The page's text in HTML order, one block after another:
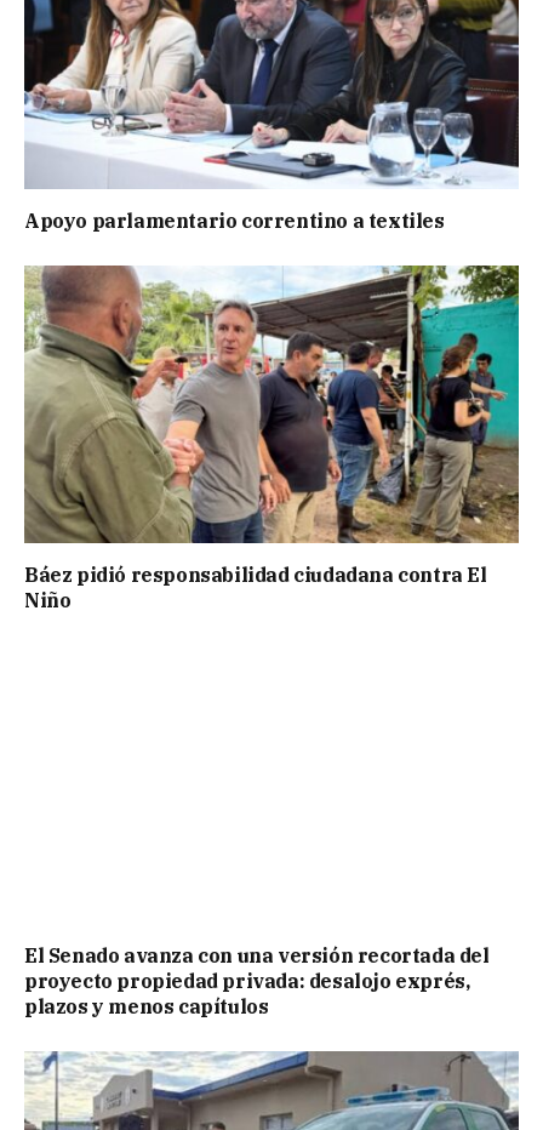
Apoyo parlamentario correntino a textiles
Báez pidió responsabilidad ciudadana contra El
Niño
El Senado avanza con una versión recortada del
proyecto propiedad privada: desalojo exprés,
plazos y menos capítulos